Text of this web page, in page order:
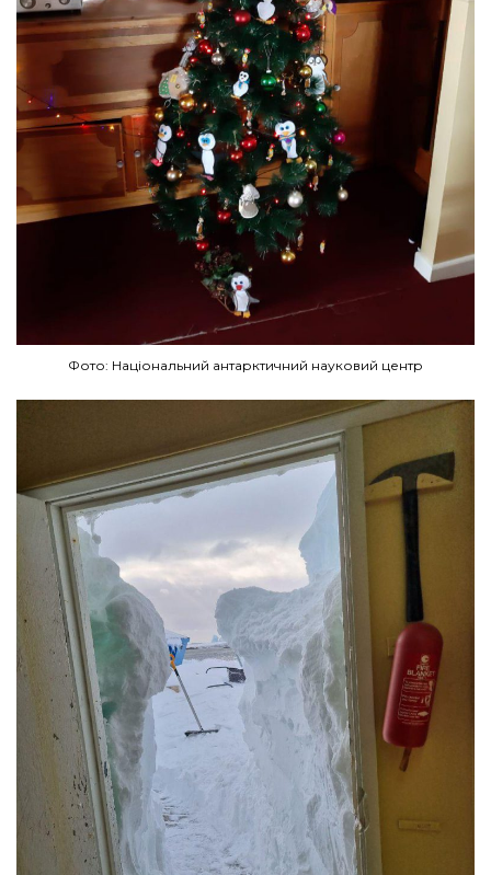
Фото: Національний антарктичний науковий центр